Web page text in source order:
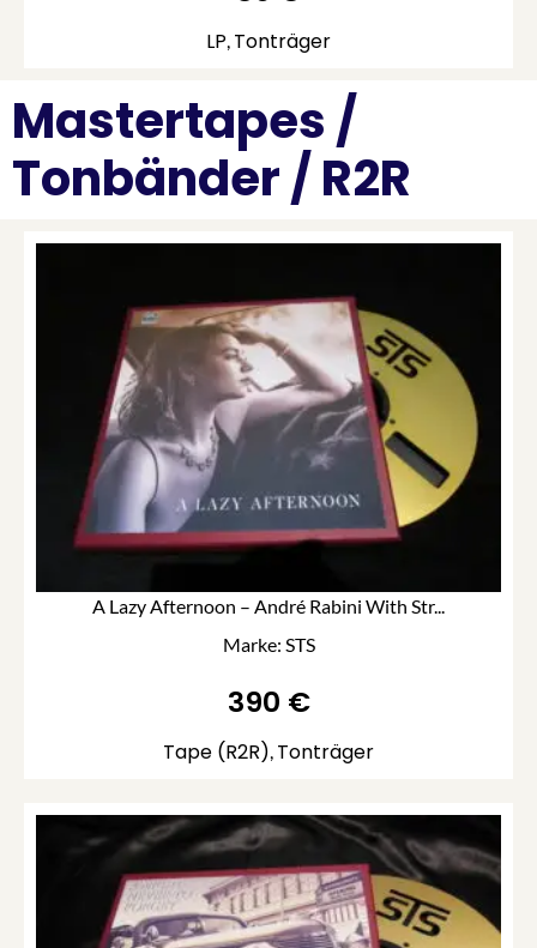
LP, Tonträger
Mastertapes /
Tonbänder / R2R
Tape (R2R), Tonträger
A Lazy Afternoon – André Rabini With Str...
Marke: STS
390 €